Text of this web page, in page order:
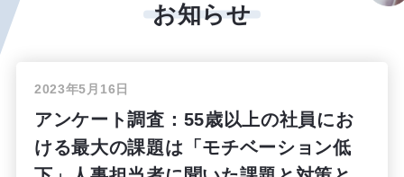
お知らせ
2023年5月16日
アンケート調査：55歳以上の社員にお
ける最大の課題は「モチベーション低